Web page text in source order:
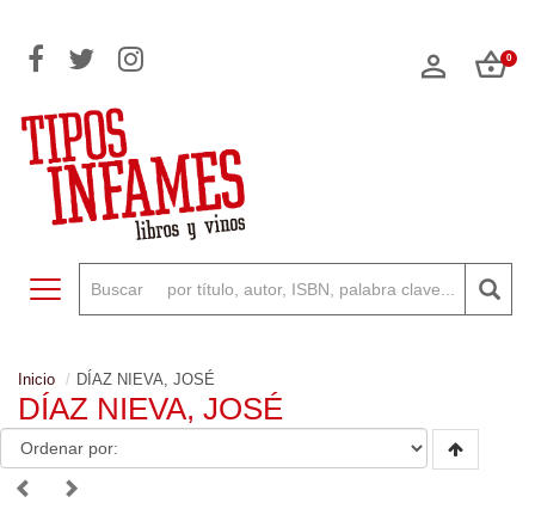
0
Toggle navigation
Inicio DÍAZ NIEVA, JOSÉ
DÍAZ NIEVA, JOSÉ